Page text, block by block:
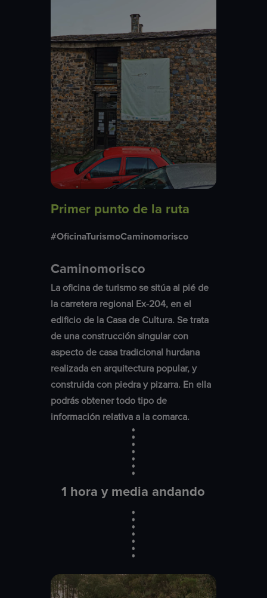
Primer punto de la ruta
#OficinaTurismoCaminomorisco
Caminomorisco
La oficina de turismo se sitúa al pié de
la carretera regional Ex-204, en el
edificio de la Casa de Cultura. Se trata
de una construcción singular con
aspecto de casa tradicional hurdana
realizada en arquitectura popular, y
construida con piedra y pizarra. En ella
podrás obtener todo tipo de
información relativa a la comarca.
1 hora y media andando